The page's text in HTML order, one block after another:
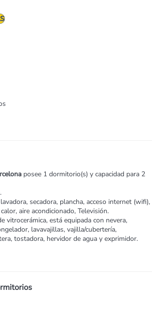
posee 1 dormitorio(s) y capacidad para 2
secadora, plancha, acceso internet (wifi),
aire acondicionado, Televisión.
vitrocerámica, está equipada con nevera,
lavavajillas, vajilla/cubertería,
tostadora, hervidor de agua y exprimidor.